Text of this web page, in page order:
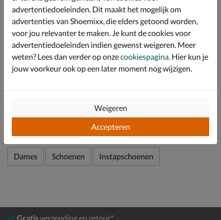
het voetbed beter tot zijn recht komt.
Afgewerkt met een kurken tussenzool en EVA-
loopzool. Deze bieden een fijne schokabsorptie en
zorgen er voor dat je de hele dag comfortabel rond
loopt.
Dames Schoenen Instapschoenen
Gratisverzending en retour*
advertentiedoeleinden. Dit maakt het mogelijk om
advertenties van Shoemixx, die elders getoond worden,
voor jou relevanter te maken. Je kunt de cookies voor
advertentiedoeleinden indien gewenst weigeren. Meer
weten? Lees dan verder op onzecookiespagina. Hier kun je
jouw voorkeur ook op een later moment nog wijzigen.
Accepteren
Weigeren